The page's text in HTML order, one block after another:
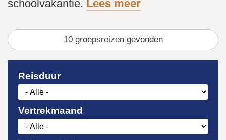
schoolvakantie. Lees meer
10 gevonden
Reisduur
Vertrekmaand